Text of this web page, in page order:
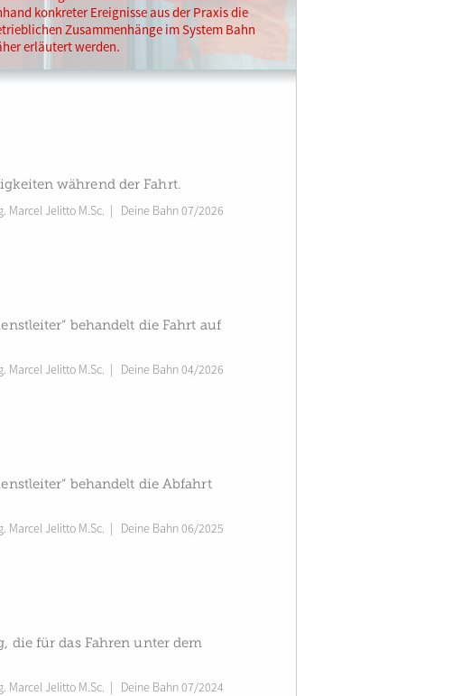
konkreter Ereignisse aus der Praxis die
Zusammenhänge im System Bahn
erläutert werden.
während der Fahrt.
Marcel Jelitto M.Sc. Deine Bahn 07/2026
behandelt die Fahrt auf
Marcel Jelitto M.Sc. Deine Bahn 04/2026
behandelt die Abfahrt
Marcel Jelitto M.Sc. Deine Bahn 06/2025
die für das Fahren unter dem
Marcel Jelitto M.Sc. Deine Bahn 07/2024